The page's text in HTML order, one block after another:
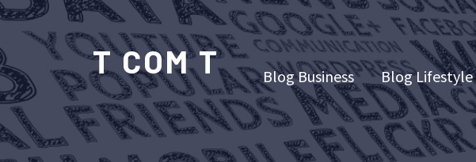
T COM T Blog Business Blog Lifestyle